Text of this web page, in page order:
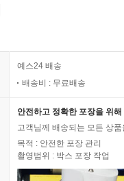
기업
: ‘국유경제는 공산당 집
공산당의 생사가 걸린 정
규모와 통제 기제
동원
통제 기제는 무력 통제
안(경찰)·법원·검찰 같
히 유지하기 위해서는
대한 통제도 마찬가지다.
문제’다. 그래서 ‘국유
예스24 배송
배송비 : 무료배송
안전하고 정확한 포장을 위
고객님께 배송되는 모든 상
목적 : 안전한 포장 관리
촬영범위 : 박스 포장 작업